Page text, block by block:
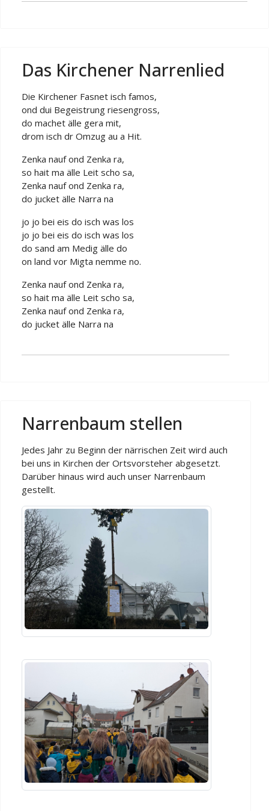
Das Kirchener Narrenlied
Die Kirchener Fasnet isch famos,
ond dui Begeistrung riesengross,
do machet älle gera mit,
drom isch dr Omzug au a Hit.
Zenka nauf ond Zenka ra,
so hait ma älle Leit scho sa,
Zenka nauf ond Zenka ra,
do jucket älle Narra na
jo jo bei eis do isch was los
jo jo bei eis do isch was los
do sand am Medig älle do
on land vor Migta nemme no.
Zenka nauf ond Zenka ra,
so hait ma älle Leit scho sa,
Zenka nauf ond Zenka ra,
do jucket älle Narra na
Narrenbaum stellen
Jedes Jahr zu Beginn der närrischen Zeit wird auch
bei uns in Kirchen der Ortsvorsteher abgesetzt.
Darüber hinaus wird auch unser Narrenbaum
gestellt.